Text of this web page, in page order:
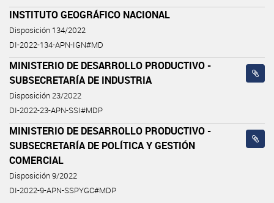
INSTITUTO GEOGRÁFICO NACIONAL
Disposición 134/2022
DI-2022-134-APN-IGN#MD
MINISTERIO DE DESARROLLO PRODUCTIVO -
SUBSECRETARÍA DE INDUSTRIA
Disposición 23/2022
DI-2022-23-APN-SSI#MDP
MINISTERIO DE DESARROLLO PRODUCTIVO -
SUBSECRETARÍA DE POLÍTICA Y GESTIÓN
COMERCIAL
Disposición 9/2022
DI-2022-9-APN-SSPYGC#MDP